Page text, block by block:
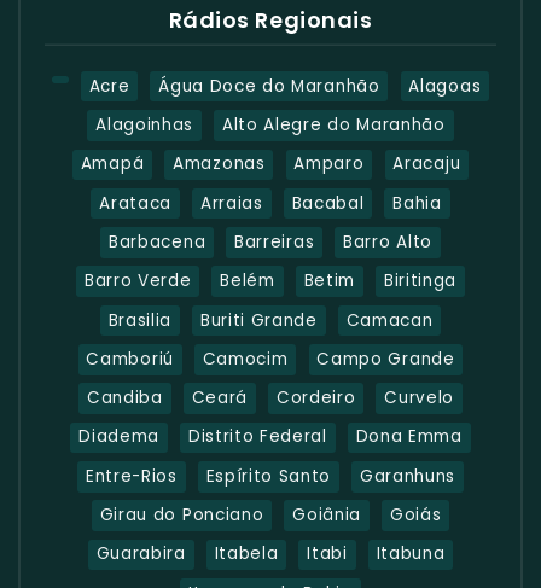
Rádios Regionais
Acre Água Doce do Maranhão
Alagoas
Alagoinhas
Alto Alegre do Maranhão
Amapá
Amazonas Amparo
Aracaju
Arataca
Arraias Bacabal
Bahia
Barbacena
Barreiras
Barro Alto
Barro Verde
Belém Betim
Biritinga
Brasilia
Buriti Grande
Camacan
Camboriú
Camocim
Campo Grande
Candiba
Ceará Cordeiro
Curvelo
Diadema
Distrito Federal
Dona Emma
Entre-Rios
Espírito Santo
Garanhuns
Girau do Ponciano
Goiânia
Goiás
Guarabira
Itabela Itabi
Itabuna